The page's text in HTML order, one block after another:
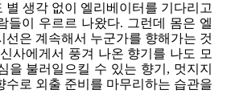
생각 없이 엘리베이터를 기다리고
들이 우르르 나왔다. 그런데 몸은 엘
은 계속해서 누군가를 향해가는 것
사에게서 풍겨 나온 향기를 나도 모
을 불러일으킬 수 있는 향기, 멋지지
로 외출 준비를 마무리하는 습관을